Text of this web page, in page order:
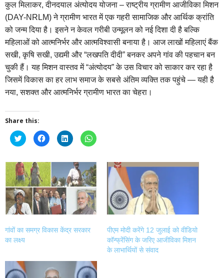
कुल मिलाकर, दीनदयाल अंत्योदय योजना – राष्ट्रीय ग्रामीण आजीविका मिशन
(DAY-NRLM) ने ग्रामीण भारत में एक गहरी सामाजिक और आर्थिक क्रांति
को जन्म दिया है। इसने न केवल गरीबी उन्मूलन को नई दिशा दी है बल्कि
महिलाओं को आत्मनिर्भर और आत्मविश्वासी बनाया है। आज लाखों महिलाएं बैंक
सखी, कृषि सखी, उद्यमी और “लखपति दीदी” बनकर अपने गांव की पहचान बन
चुकी हैं। यह मिशन वास्तव में “अंत्योदय” के उस विचार को साकार कर रहा है
जिसमें विकास का हर लाभ समाज के सबसे अंतिम व्यक्ति तक पहुंचे — यही है
नया, सशक्त और आत्मनिर्भर ग्रामीण भारत का चेहरा।
Share this:
Click
to
share
Twitter
(Opens
in
new
window)
Click
to
share
Facebook
(Opens
in
new
window)
Click
to
share
LinkedIn
(Opens
in
new
window)
Click
to
WhatsApp
(Opens
in
new
window)
गांवों का समग्र विकास केंद्र सरकार
का लक्ष्य
पीएम मोदी करेंगे 12 जुलाई को वीडियो
कॉन्फ्रेंसिंग के जरिए आजीविका मिशन
के लाभार्थियों से संवाद